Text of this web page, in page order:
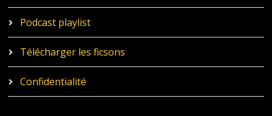
Podcast playlist
Télécharger les ficsons
Confidentialité